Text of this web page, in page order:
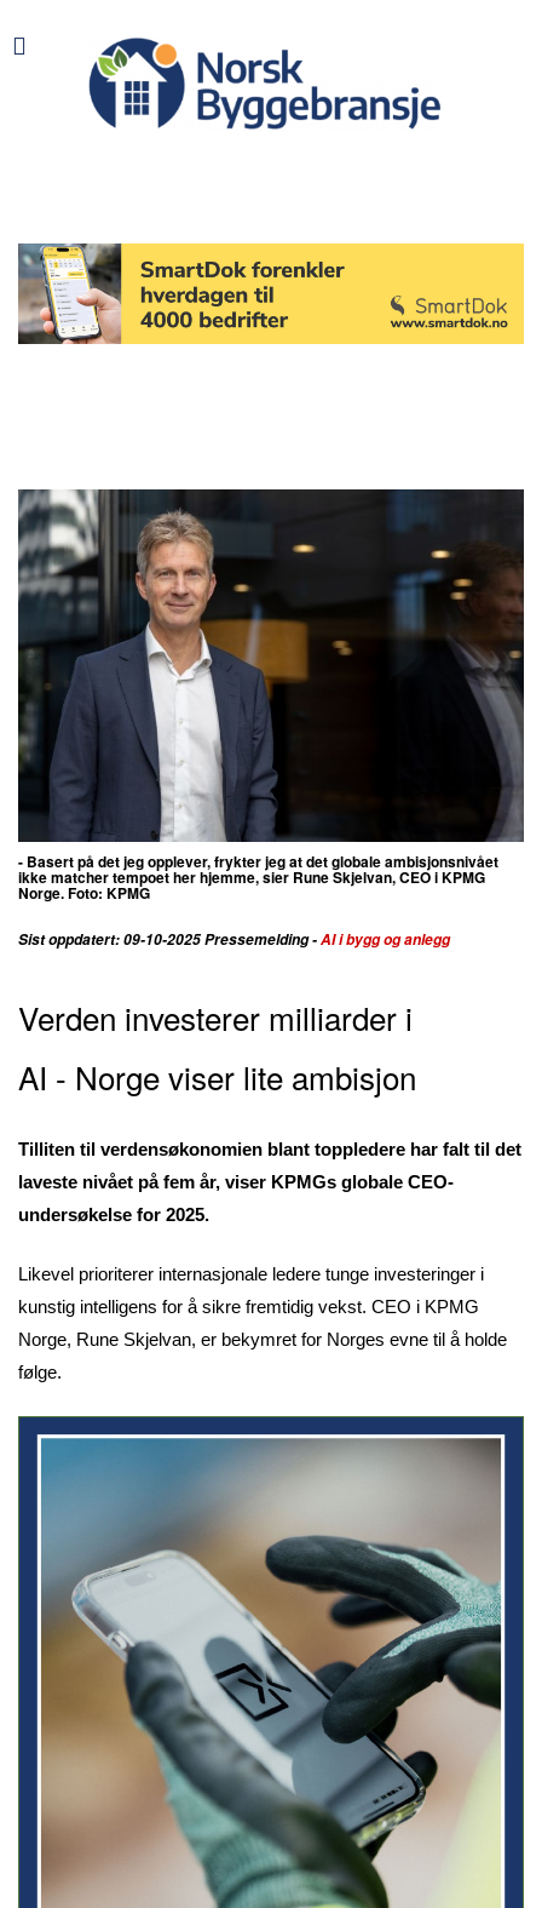
- Basert på det jeg opplever, frykter jeg at det globale ambisjonsnivået
ikke matcher tempoet her hjemme, sier Rune Skjelvan, CEO i KPMG
Norge. Foto: KPMG
Sist oppdatert: 09-10-2025 Pressemelding -AI i bygg og anlegg
Verden investerer milliarder i
AI - Norge viser lite ambisjon ​​​​​
Tilliten til verdensøkonomien blant toppledere har falt til det
laveste nivået på fem år, viser KPMGs globale CEO-
undersøkelse for 2025.
Likevel prioriterer internasjonale ledere tunge investeringer i
kunstig intelligens for å sikre fremtidig vekst. CEO i KPMG
Norge, Rune Skjelvan, er bekymret for Norges evne til å holde
følge.